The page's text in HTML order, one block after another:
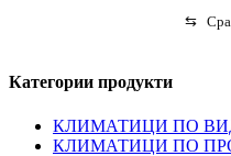
⇆
Категории продукти
КЛИМАТИЦИ ПО
КЛИМАТИЦИ ПО